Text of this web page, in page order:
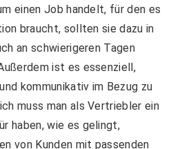
einen Job handelt, für den es
braucht, sollten sie dazu in
an schwierigeren Tagen
ist es essenziell,
kommunikativ im Bezug zu
muss man als Vertriebler ein
haben, wie es gelingt,
von Kunden mit passenden